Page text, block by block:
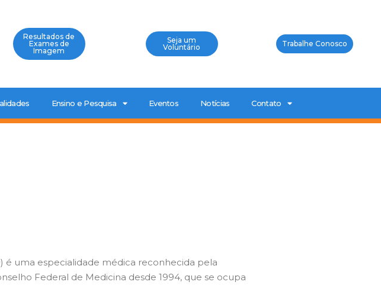
Resultados de
Exames de
Imagem
Seja um
Voluntário
Trabalhe Conosco
Ensino e Pesquisa Eventos Notícias Contato
é uma especialidade médica reconhecida pela
Federal de Medicina desde 1994, que se ocupa